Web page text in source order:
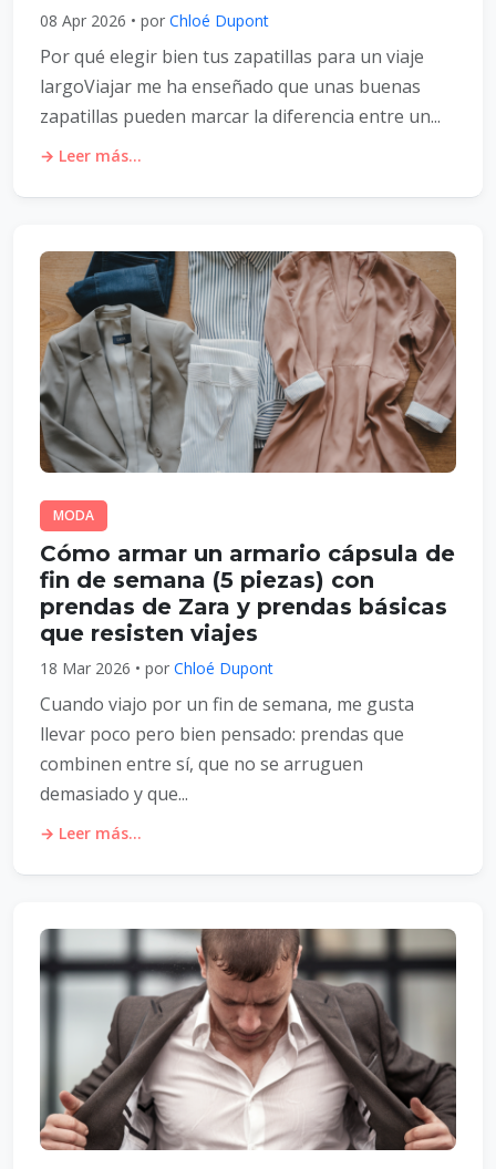
08 Apr 2026 • por Chloé Dupont
Por qué elegir bien tus zapatillas para un viaje
largoViajar me ha enseñado que unas buenas
zapatillas pueden marcar la diferencia entre un...
→ Leer más...
MODA
Cómo armar un armario cápsula de
fin de semana (5 piezas) con
prendas de Zara y prendas básicas
que resisten viajes
18 Mar 2026 • por Chloé Dupont
Cuando viajo por un fin de semana, me gusta
llevar poco pero bien pensado: prendas que
combinen entre sí, que no se arruguen
demasiado y que...
→ Leer más...